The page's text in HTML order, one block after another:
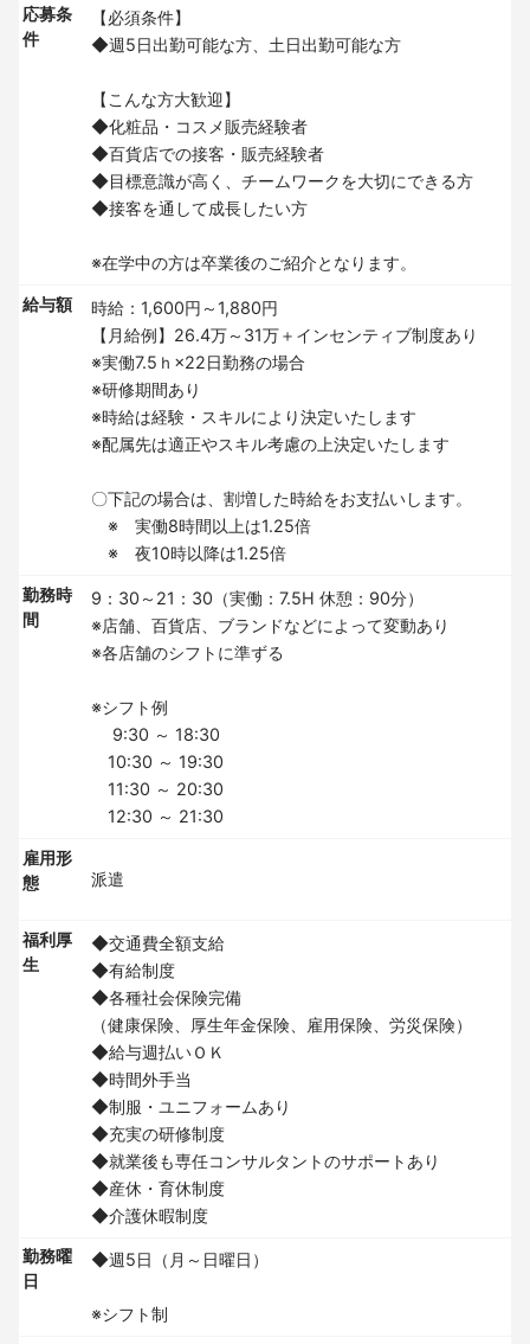
応募条
件
【必須条件】
◆週5日出勤可能な方、土日出勤可能な方
【こんな方大歓迎】
◆化粧品・コスメ販売経験者
◆百貨店での接客・販売経験者
◆目標意識が高く、チームワークを大切にできる方
◆接客を通して成長したい方
※在学中の方は卒業後のご紹介となります。
給与額
時給：1,600円～1,880円
【月給例】26.4万～31万＋インセンティブ制度あり
※実働7.5ｈ×22日勤務の場合
※研修期間あり
※時給は経験・スキルにより決定いたします
※配属先は適正やスキル考慮の上決定いたします
〇下記の場合は、割増した時給をお支払いします。
※ 実働8時間以上は1.25倍
※ 夜10時以降は1.25倍
勤務時
間
9：30～21：30（実働：7.5H 休憩：90分）
※店舗、百貨店、ブランドなどによって変動あり
※各店舗のシフトに準ずる
※シフト例
9:30 ～ 18:30
10:30 ～ 19:30
11:30 ～ 20:30
12:30 ～ 21:30
雇用形
態
派遣
福利厚
生
◆交通費全額支給
◆有給制度
◆各種社会保険完備
（健康保険、厚生年金保険、雇用保険、労災保険）
◆給与週払いＯＫ
◆時間外手当
◆制服・ユニフォームあり
◆充実の研修制度
◆就業後も専任コンサルタントのサポートあり
◆産休・育休制度
◆介護休暇制度
勤務曜
日
◆週5日（月～日曜日）
※シフト制